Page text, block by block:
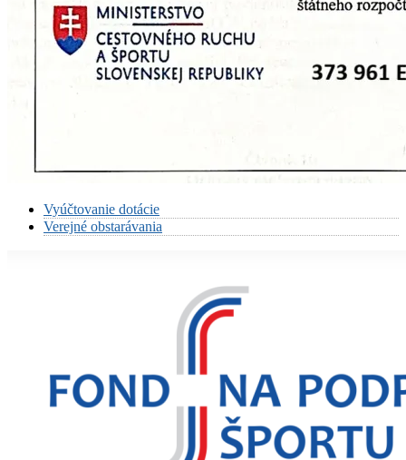
Vyúčtovanie dotácie
Verejné obstarávania